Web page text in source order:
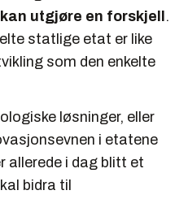
kan utgjøre en forskjell .
statlige etat er like
som den enkelte
løsninger, eller
i etatene
allerede i dag blitt et
bidra til